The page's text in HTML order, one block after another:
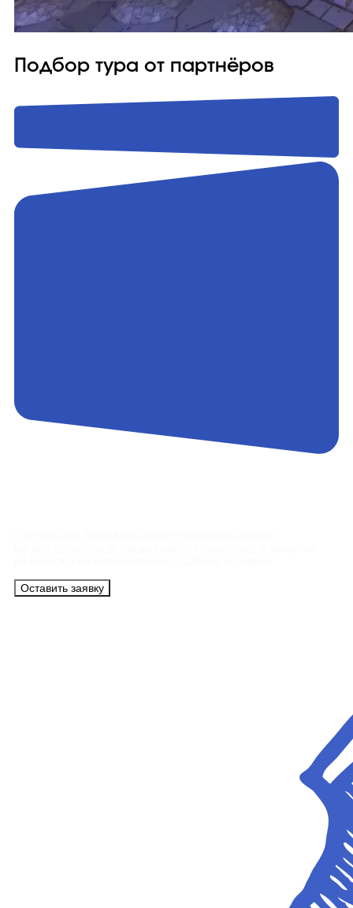
Подбор тура от партнёров
Оставить заявку